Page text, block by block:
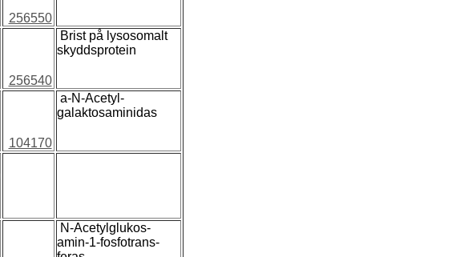
256550
256540
Brist på lysosomalt
skyddsprotein
104170
a-N-Acetyl-
galaktosaminidas
N-Acetylglukos-
amin-1-fosfotrans-